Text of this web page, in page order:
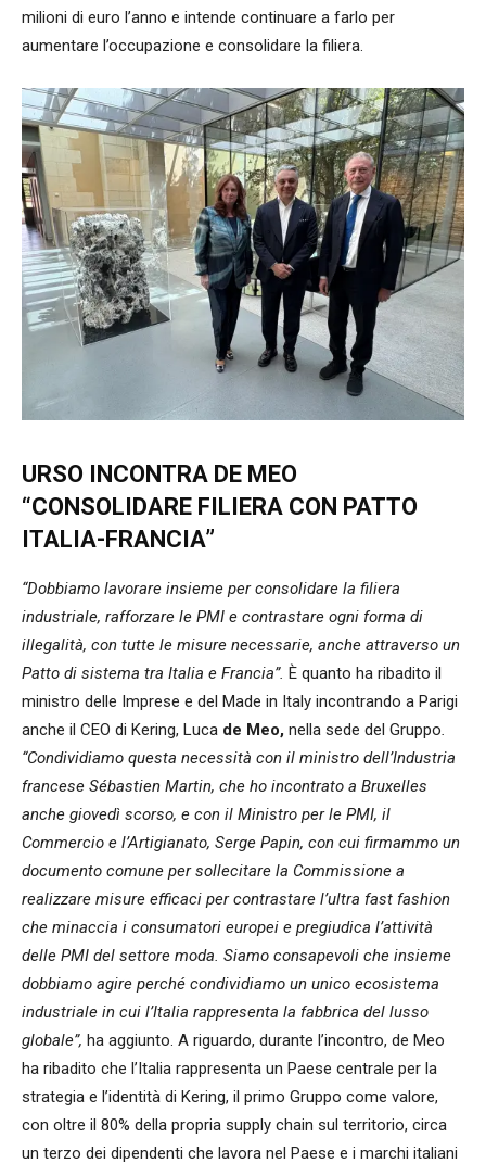
milioni di euro l’anno e intende continuare a farlo per
aumentare l’occupazione e consolidare la filiera.
URSO INCONTRA DE MEO
“CONSOLIDARE FILIERA CON PATTO
ITALIA-FRANCIA”
“Dobbiamo lavorare insieme per consolidare la filiera
industriale, rafforzare le PMI e contrastare ogni forma di
illegalità, con tutte le misure necessarie, anche attraverso un
Patto di sistema tra Italia e Francia”. È quanto ha ribadito il
ministro delle Imprese e del Made in Italy incontrando a Parigi
anche il CEO di Kering, Luca de Meo, nella sede del Gruppo.
“Condividiamo questa necessità con il ministro dell’Industria
francese Sébastien Martin, che ho incontrato a Bruxelles
anche giovedì scorso, e con il Ministro per le PMI, il
Commercio e l’Artigianato, Serge Papin, con cui firmammo un
documento comune per sollecitare la Commissione a
realizzare misure efficaci per contrastare l’ultra fast fashion
che minaccia i consumatori europei e pregiudica l’attività
delle PMI del settore moda. Siamo consapevoli che insieme
dobbiamo agire perché condividiamo un unico ecosistema
industriale in cui l’Italia rappresenta la fabbrica del lusso
globale”, ha aggiunto. A riguardo, durante l’incontro, de Meo
ha ribadito che l’Italia rappresenta un Paese centrale per la
strategia e l’identità di Kering, il primo Gruppo come valore,
con oltre il 80% della propria supply chain sul territorio, circa
un terzo dei dipendenti che lavora nel Paese e i marchi italiani